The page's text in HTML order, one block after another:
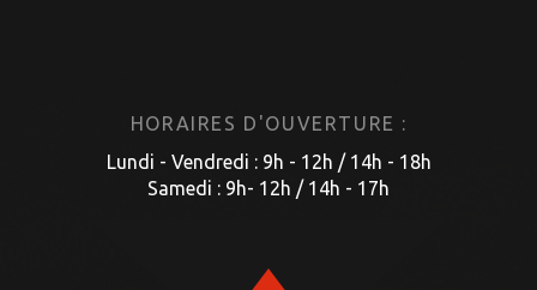
HORAIRES D'OUVERTURE :
Lundi - Vendredi : 9h - 12h / 14h - 18h
Samedi : 9h- 12h / 14h - 17h